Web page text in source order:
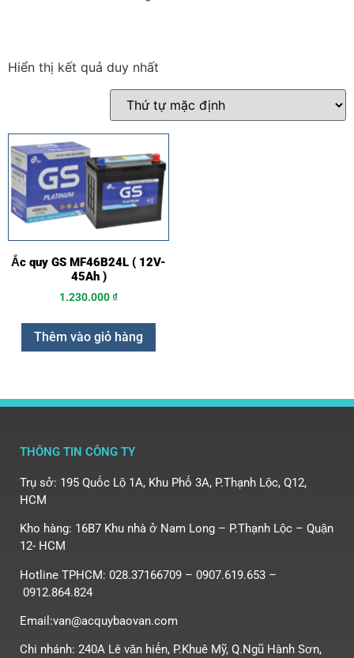
Hiển thị kết quả duy nhất
Ắc quy GS MF46B24L ( 12V-
45Ah )
1.230.000₫
Thêm vào giỏ hàng
THÔNG TIN CÔNG TY
Trụ sở: 195 Quốc Lộ 1A, Khu Phố 3A, P.Thạnh Lộc, Q12,
HCM
Kho hàng: 16B7 Khu nhà ở Nam Long – P.Thạnh Lộc – Quận
12- HCM
Hotline TPHCM: 028.37166709 – 0907.619.653 –
0912.864.824
Email:van@acquybaovan.com
Chi nhánh: 240A Lê văn hiến, P.Khuê Mỹ, Q.Ngũ Hành Sơn,